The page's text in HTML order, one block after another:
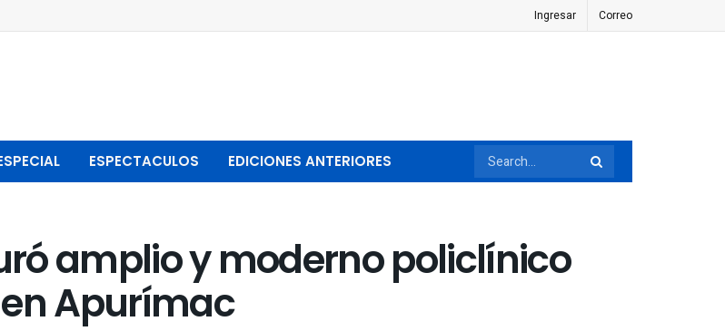
Ingresar Correo
ESPECTACULOS EDICIONES ANTERIORES
amplio y moderno policlínico
Apurímac